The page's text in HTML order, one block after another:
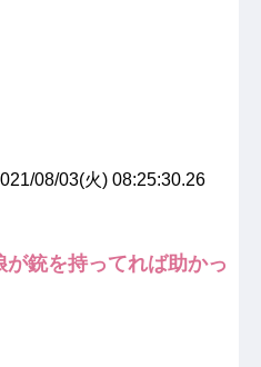
08/03(火) 08:25:30.26
銃を持ってれば助かっ